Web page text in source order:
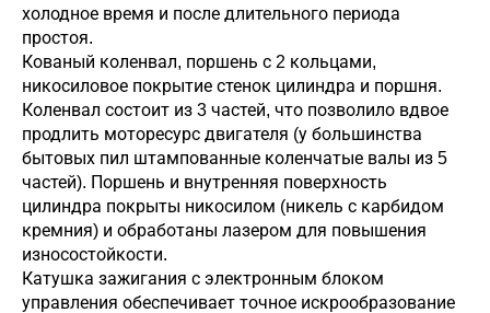
холодное время и после длительного периода
простоя.
Кованый коленвал, поршень с 2 кольцами,
никосиловое покрытие стенок цилиндра и поршня.
Коленвал состоит из 3 частей, что позволило вдвое
продлить моторесурс двигателя (у большинства
бытовых пил штампованные коленчатые валы из 5
частей). Поршень и внутренняя поверхность
цилиндра покрыты никосилом (никель с карбидом
кремния) и обработаны лазером для повышения
износостойкости.
Катушка зажигания с электронным блоком
управления обеспечивает точное искрообразование